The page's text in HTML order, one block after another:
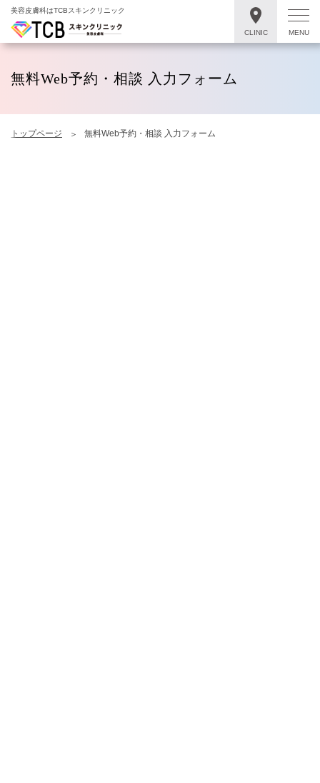
美容皮膚科はTCBスキンクリニック
無料Web予約・相談 入力フォーム
トップページ 無料Web予約・相談 入力フォーム
CLINIC MENU